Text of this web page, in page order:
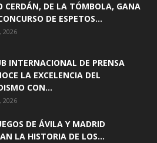
CERDÁN, DE LA TÓMBOLA, GANA
DE ESPETOS...
2026
INTERNACIONAL DE PRENSA
LA EXCELENCIA DEL
CON...
2026
DE ÁVILA Y MADRID
LA HISTORIA DE LOS...